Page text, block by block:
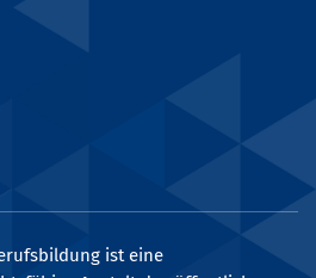
ist eine